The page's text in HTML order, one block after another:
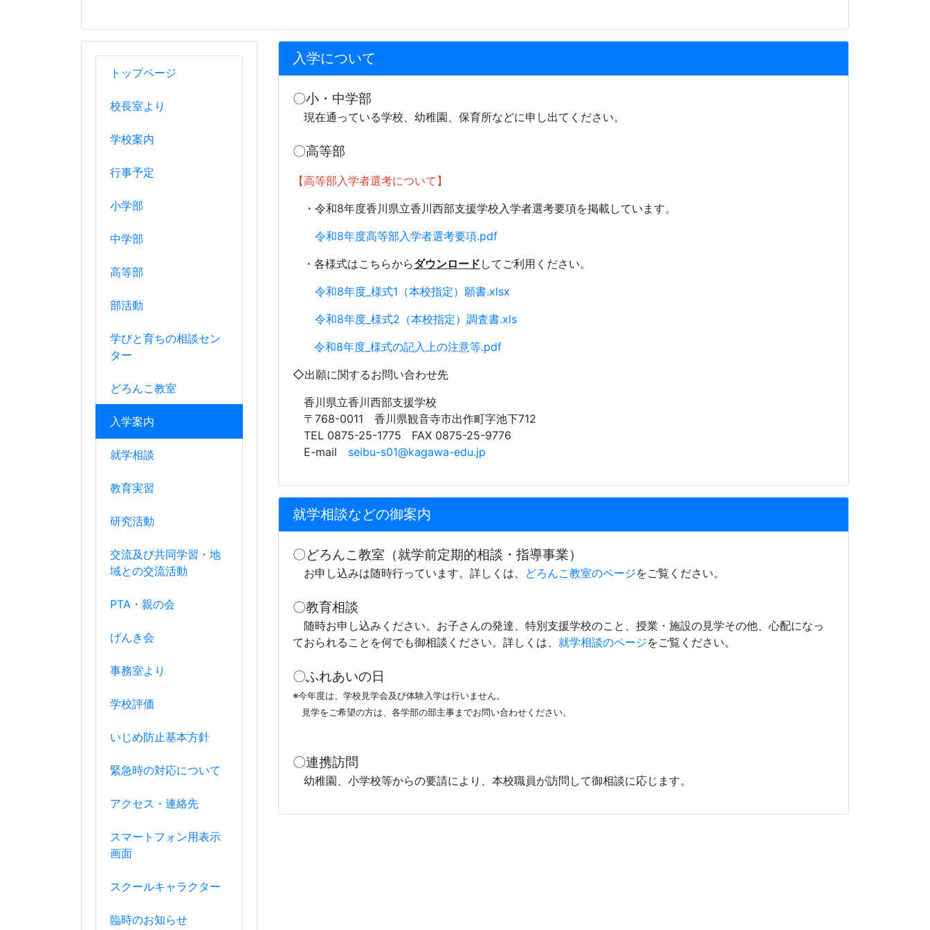
トップページ
校長室より
学校案内
行事予定
小学部
中学部
高等部
部活動
学びと育ちの相談セン
ター
どろんこ教室
入学案内
就学相談
教育実習
研究活動
交流及び共同学習・地
域との交流活動
PTA・親の会
げんき会
事務室より
学校評価
いじめ防止基本方針
緊急時の対応について
アクセス・連絡先
スマートフォン用表示
画面
スクールキャラクター
臨時のお知らせ
入学について
〇小・中学部
現在通っている学校、幼稚園、保育所などに申し出てください。
〇高等部
【高等部入学者選考について】
・令和8年度香川県立香川西部支援学校入学者選考要項を掲載しています。
令和8年度高等部入学者選考要項.pdf
・各様式はこちらからダウンロード してご利用ください。
令和8年度_様式1（本校指定）願書.xlsx
令和8年度_様式2（本校指定）調査書.xls
令和8年度_様式の記入上の注意等.pdf
◇出願に関するお問い合わせ先
香川県立香川西部支援学校
〒768-0011 香川県観音寺市出作町字池下712
TEL 0875-25-1775 FAX 0875-25-9776
E-mail seibu-s01@kagawa-edu.jp
就学相談などの御案内
〇どろんこ教室（就学前定期的相談・指導事業）
お申し込みは随時行っています。詳しくは、 どろんこ教室のページをご覧ください。
〇教育相談
随時お申し込みください。お子さんの発達、特別支援学校のこと、授業・施設の見学その他、心配になっ
ておられることを何でも御相談ください。詳しくは、 就学相談のページをご覧ください。
〇ふれあいの日
※今年度は、学校見学会及び体験入学は行いません。
見学をご希望の方は、各学部の部主事までお問い合わせください。
〇連携訪問
幼稚園、小学校等からの要請により、本校職員が訪問して御相談に応じます。